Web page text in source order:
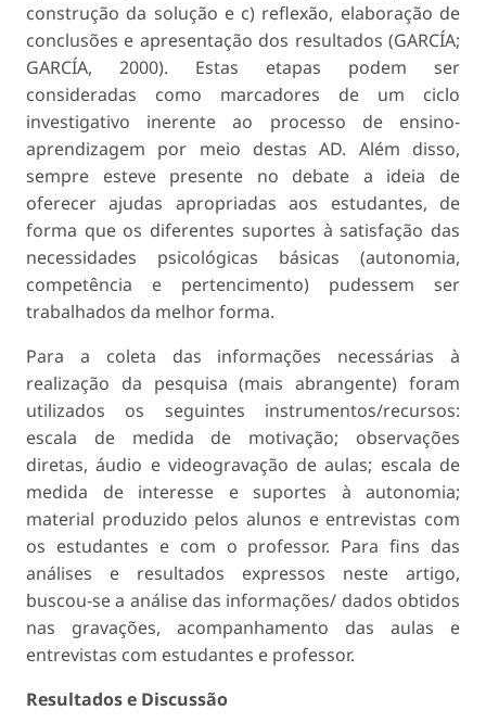
construção da solução e c) reflexão, elaboração de
conclusões e apresentação dos resultados (GARCÍA;
GARCÍA, 2000). Estas etapas podem ser
consideradas como marcadores de um ciclo
investigativo inerente ao processo de ensino-
aprendizagem por meio destas AD. Além disso,
sempre esteve presente no debate a ideia de
oferecer ajudas apropriadas aos estudantes, de
forma que os diferentes suportes à satisfação das
necessidades psicológicas básicas (autonomia,
competência e pertencimento) pudessem ser
trabalhados da melhor forma.
Para a coleta das informações necessárias à
realização da pesquisa (mais abrangente) foram
utilizados os seguintes instrumentos/recursos:
escala de medida de motivação; observações
diretas, áudio e videogravação de aulas; escala de
medida de interesse e suportes à autonomia;
material produzido pelos alunos e entrevistas com
os estudantes e com o professor. Para fins das
análises e resultados expressos neste artigo,
buscou-se a análise das informações/ dados obtidos
nas gravações, acompanhamento das aulas e
entrevistas com estudantes e professor.
Resultados e Discussão